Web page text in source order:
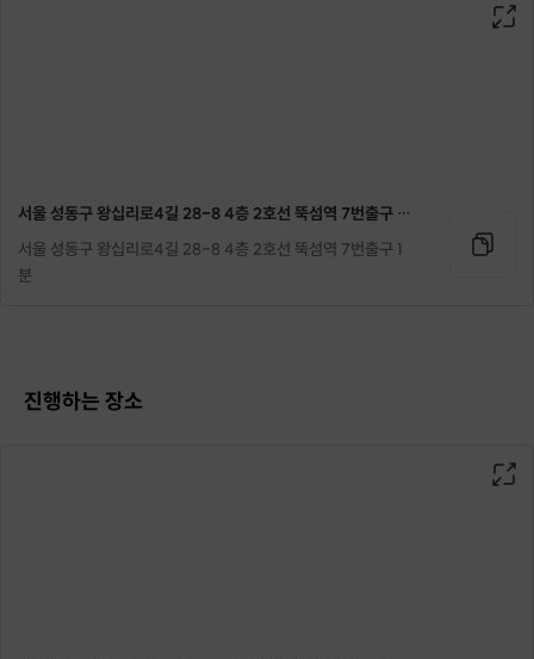
서울 성동구 왕십리로4길 28-8 4층 2호선 뚝섬역 7번출구 1분
서울 성동구 왕십리로4길 28-8 4층 2호선 뚝섬역 7번출구 1
분
진행하는 장소